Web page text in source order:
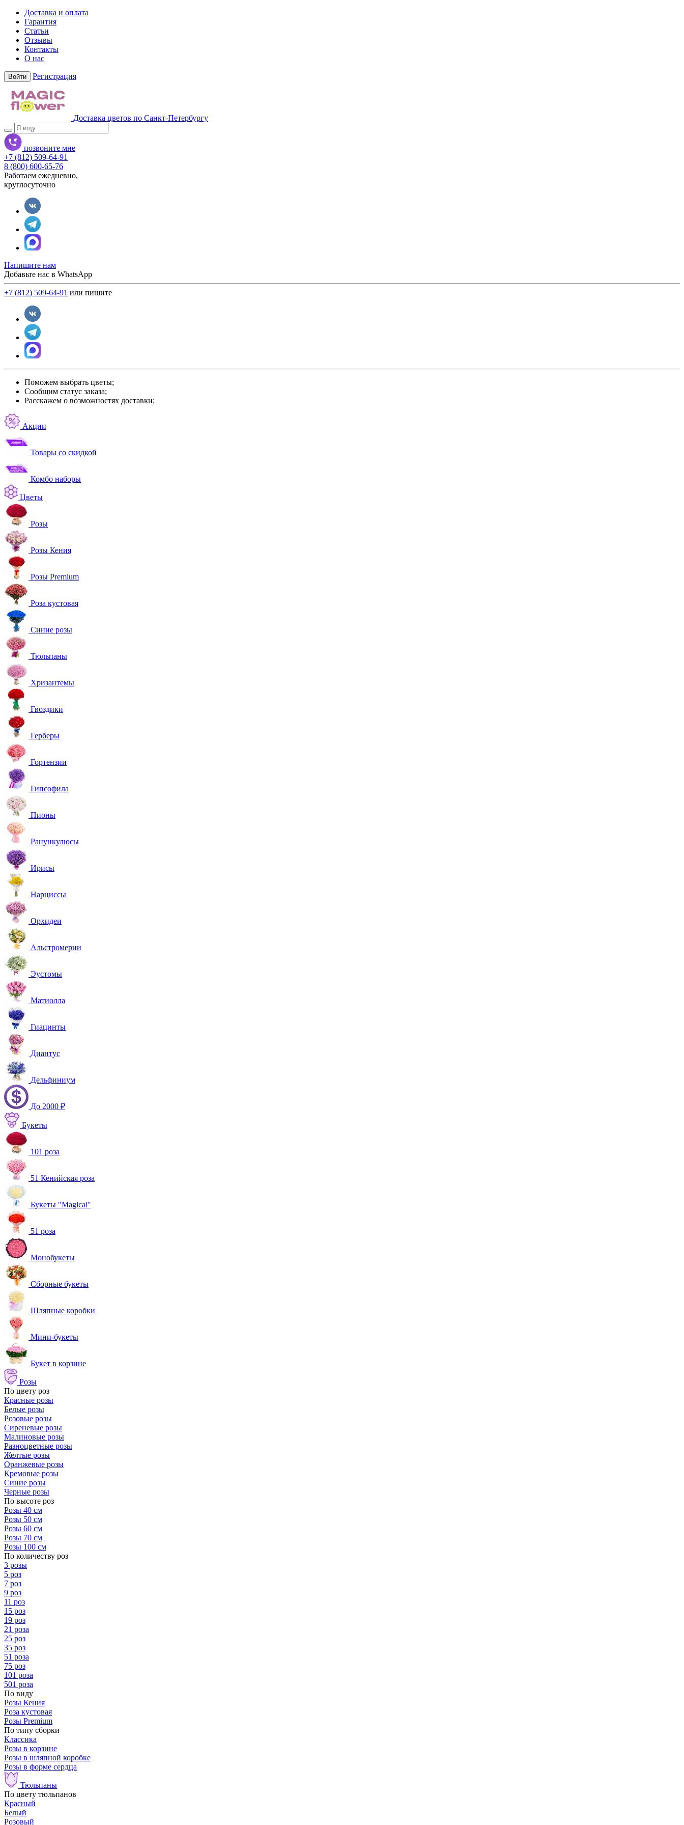
Доставка и оплата
Гарантия
Статьи
Отзывы
Контакты
О нас
Войти Регистрация
Доставка цветов по Санкт-Петербургу
позвоните мне
+7 (812) 509-64-91
8 (800) 600-65-76
Работаем ежедневно,
круглосуточно
Напишите нам
Добавьте нас в WhatsApp
+7 (812) 509-64-91 или пишите
Поможем выбрать цветы;
Сообщим статус заказа;
Расскажем о возможностях доставки;
Акции
Товары со скидкой
Комбо наборы
Цветы
Розы
Розы Кения
Розы Premium
Роза кустовая
Синие розы
Тюльпаны
Хризантемы
Гвоздики
Герберы
Гортензии
Гипсофила
Пионы
Ранункулюсы
Ирисы
Нарциссы
Орхидеи
Альстромерии
Эустомы
Матиолла
Гиацинты
Диантус
Дельфиниум
До 2000 ₽
Букеты
101 роза
51 Кенийская роза
Букеты "Magical"
51 роза
Монобукеты
Сборные букеты
Шляпные коробки
Мини-букеты
Букет в корзине
Розы
По цвету роз
Красные розы
Белые розы
Розовые розы
Сиреневые розы
Малиновые розы
Разноцветные розы
Желтые розы
Оранжевые розы
Кремовые розы
Синие розы
Черные розы
По высоте роз
Розы 40 см
Розы 50 см
Розы 60 см
Розы 70 см
Розы 100 см
По количеству роз
3 розы
5 роз
7 роз
9 роз
11 роз
15 роз
19 роз
21 роза
25 роз
35 роз
51 роза
75 роз
101 роза
501 роза
По виду
Розы Кения
Роза кустовая
Розы Premium
По типу сборки
Классика
Розы в корзине
Розы в шляпной коробке
Розы в форме сердца
Тюльпаны
По цвету тюльпанов
Красный
Белый
Розовый